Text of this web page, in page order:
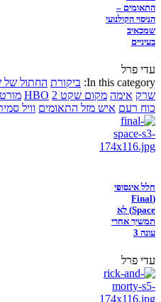
התאומים –
הניסוי הקולנועי
שמכאיב
בעיניים
עדי פרל
In this category: ביקורת החתול של שרק 2:
שרק אימה מקום שקט 2 HBO
כוח רעם איש מזל התאומים וויל
חלל אינסופי
(Final
Space) לא
תמשיך אחרי
עונה 3
עדי פרל